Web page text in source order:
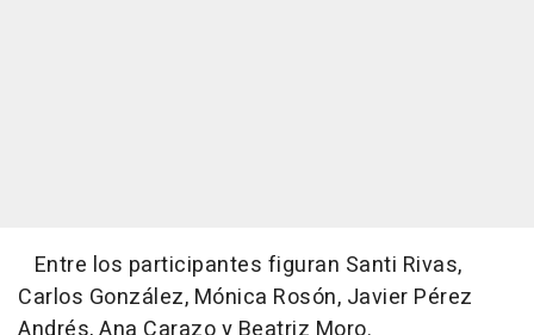
Entre los participantes figuran Santi Rivas,
Carlos González, Mónica Rosón, Javier Pérez